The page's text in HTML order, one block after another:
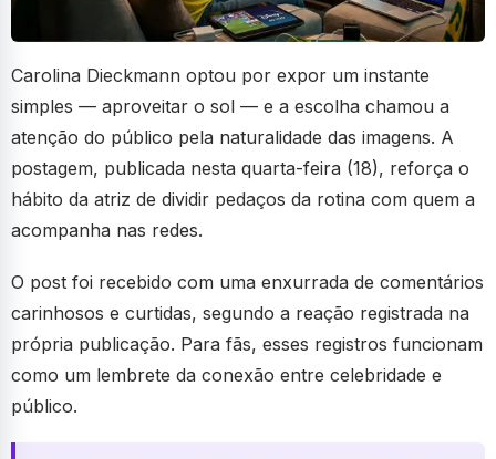
Carolina Dieckmann optou por expor um instante
simples — aproveitar o sol — e a escolha chamou a
atenção do público pela naturalidade das imagens. A
postagem, publicada nesta quarta-feira (18), reforça o
hábito da atriz de dividir pedaços da rotina com quem a
acompanha nas redes.
O post foi recebido com uma enxurrada de comentários
carinhosos e curtidas, segundo a reação registrada na
própria publicação. Para fãs, esses registros funcionam
como um lembrete da conexão entre celebridade e
público.